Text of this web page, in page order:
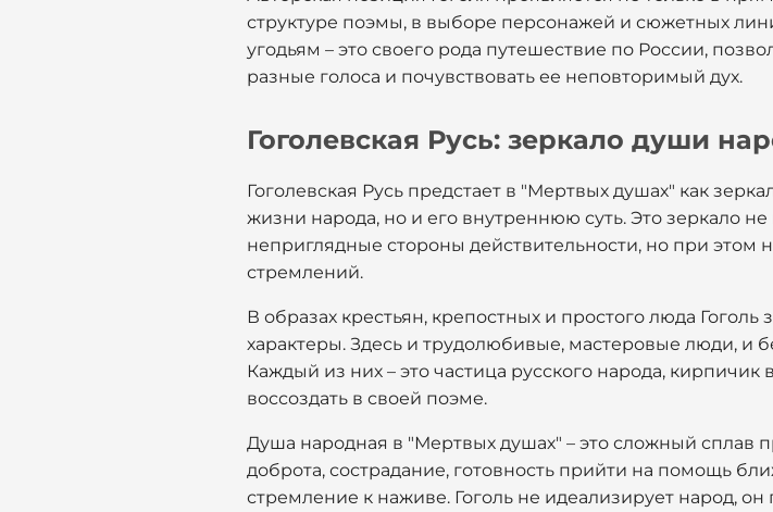
структуре поэмы, в выборе персонажей и сюжетных
угодьям – это своего рода путешествие по России,
разные голоса и почувствовать ее неповторимый дух.
Гоголевская Русь: зеркало души
Гоголевская Русь предстает в "Мертвых душах" как
жизни народа, но и его внутреннюю суть. Это зеркало не
неприглядные стороны действительности, но при этом
стремлений.
В образах крестьян, крепостных и простого люда
характеры. Здесь и трудолюбивые, мастеровые люди, и
Каждый из них – это частица русского народа, кирпичик
воссоздать в своей поэме.
Душа народная в "Мертвых душах" – это сложный сплав
доброта, сострадание, готовность прийти на помощь
стремление к наживе. Гоголь не идеализирует народ, он